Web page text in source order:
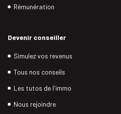
Rémunération
Devenir conseiller
Simulez vos revenus
Tous nos conseils
Les tutos de l'immo
Nous rejoindre